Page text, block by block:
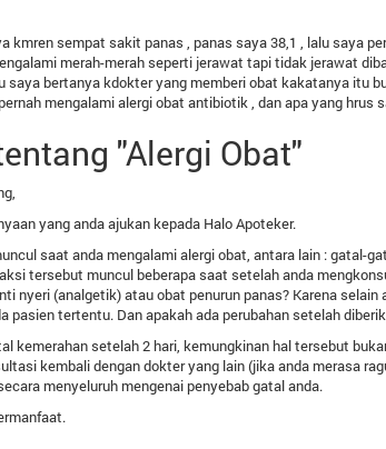
kmren sempat sakit panas , panas saya 38,1 , lalu saya
merah-merah seperti jerawat tapi tidak jerawat
saya bertanya kdokter yang memberi obat kakatanya itu
mengalami alergi obat antibiotik , dan apa yang hrus
"Alergi Obat"
yang anda ajukan kepada Halo Apoteker.
saat anda mengalami alergi obat, antara lain : gatal-
tersebut muncul beberapa saat setelah anda
nyeri (analgetik) atau obat penurun panas? Karena
pasien tertentu. Dan apakah ada perubahan setelah
kemerahan setelah 2 hari, kemungkinan hal tersebut
kembali dengan dokter yang lain (jika anda merasa
menyeluruh mengenai penyebab gatal anda.